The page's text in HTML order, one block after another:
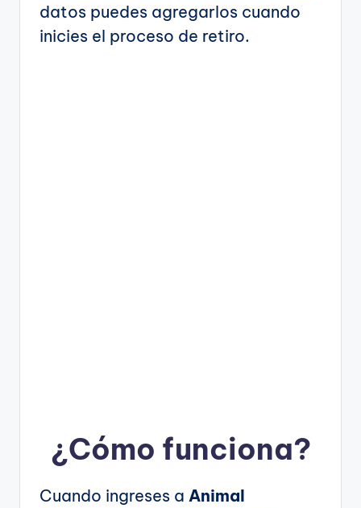
datos puedes agregarlos cuando
inicies el proceso de retiro.
¿Cómo funciona?
Cuando ingreses a Animal